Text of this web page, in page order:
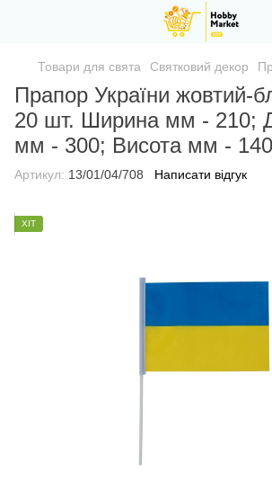
Товари для свята Святковий декор
Прапор України жовтий-
20 шт. Ширина мм - 210;
мм - 300; Висота мм - 140
Артикул: 13/01/04/708 Написати відгук
ХІТ